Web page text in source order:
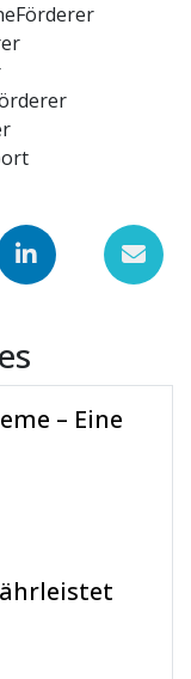
– Eine